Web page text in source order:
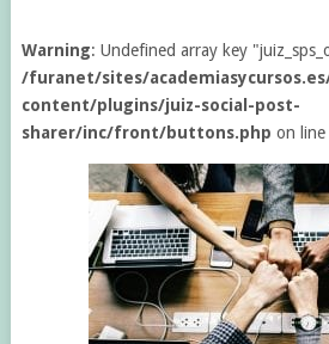
Warning: Undefined array key
/furanet/sites/
content/plugins/juiz-social-post-
sharer/inc/front/buttons.php on line